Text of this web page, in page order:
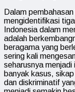
Dalam
mengidentifikasi
Indonesia dalam
adalah
beragama yang
sering kali
seharusnya
banyak kasus,
dan diskriminatif